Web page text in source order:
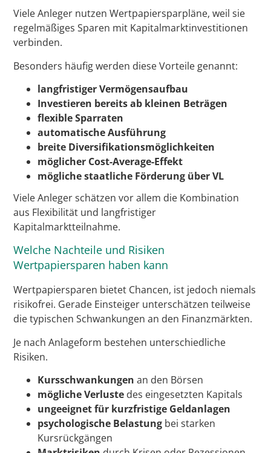
Viele Anleger nutzen Wertpapiersparpläne, weil sie
regelmäßiges Sparen mit Kapitalmarktinvestitionen
verbinden.
Besonders häufig werden diese Vorteile genannt:
langfristiger Vermögensaufbau
Investieren bereits ab kleinen Beträgen
flexible Sparraten
automatische Ausführung
breite Diversifikationsmöglichkeiten
möglicher Cost-Average-Effekt
mögliche staatliche Förderung über VL
Viele Anleger schätzen vor allem die Kombination
aus Flexibilität und langfristiger
Kapitalmarktteilnahme.
Welche Nachteile und Risiken
Wertpapiersparen haben kann
Wertpapiersparen bietet Chancen, ist jedoch niemals
risikofrei. Gerade Einsteiger unterschätzen teilweise
die typischen Schwankungen an den Finanzmärkten.
Je nach Anlageform bestehen unterschiedliche
Risiken.
Kursschwankungen an den Börsen
mögliche Verluste des eingesetzten Kapitals
ungeeignet für kurzfristige Geldanlagen
psychologische Belastung bei starken
Kursrückgängen